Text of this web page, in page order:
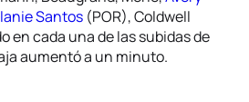
Santos (POR), Coldwell
en cada una de las subidas de
aumentó a un minuto.